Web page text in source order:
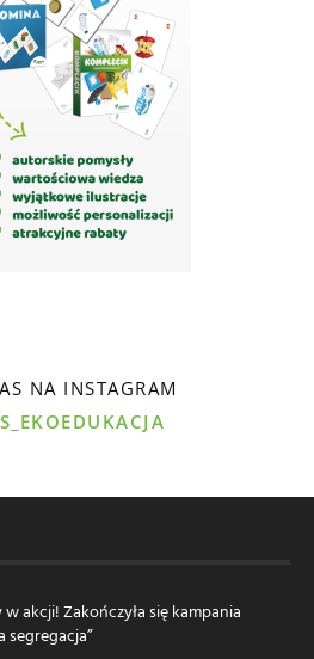
NA INSTAGRAM
w akcji! Zakończyła się kampania
segregacja”